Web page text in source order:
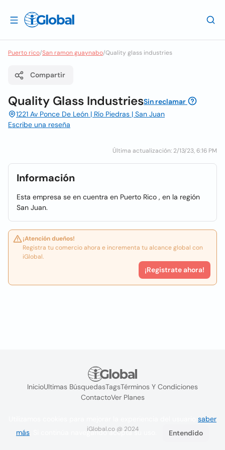
Puerto rico/San ramon guaynabo/Quality glass industries
Compartir
Quality Glass IndustriesSin reclamar
1221 Av Ponce De León | Río Piedras | San Juan
Escribe una reseña
Última actualización: 2/13/23, 6:16 PM
Información
Esta empresa se en cuentra en Puerto Rico , en la región
San Juan.
¡Atención dueños!
Registra tu comercio ahora e incrementa tu alcance global con
iGlobal.
¡Registrate ahora!
InicioUltimas BúsquedasTagsTérminos Y Condiciones
ContactoVer Planes
iGlobal.co @ 2024
saber
más . Si continúa navegando acepta su uso. Entendido